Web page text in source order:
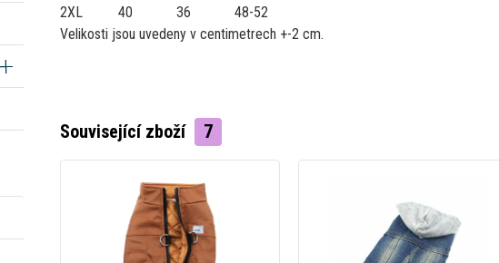
2XL
40 36
48-52
Velikosti jsou uvedeny v centimetrech +-2 cm.
Související zboží 7